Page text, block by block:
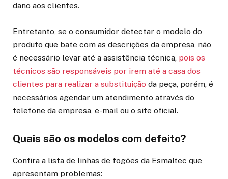
dano aos clientes.
Entretanto, se o consumidor detectar o modelo do
produto que bate com as descrições da empresa, não
é necessário levar até a assistência técnica, pois os
técnicos são responsáveis por irem até a casa dos
clientes para realizar a substituição da peça, porém, é
necessários agendar um atendimento através do
telefone da empresa, e-mail ou o site oficial.
Quais são os modelos com defeito?
Confira a lista de linhas de fogões da Esmaltec que
apresentam problemas: